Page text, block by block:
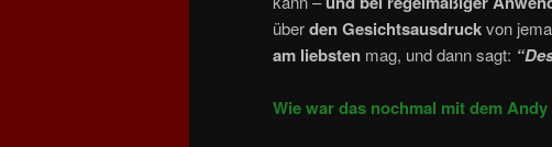
überden Gesichtsausdruckvon
am liebsten mag, und dann sagt:
Wie war das nochmal mit dem